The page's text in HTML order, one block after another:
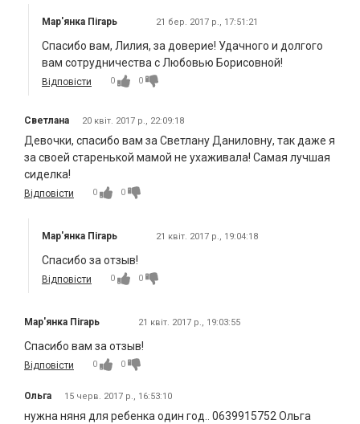
Мар'янка Пігарь 21 бер. 2017 р., 17:51:21
Спасибо вам, Лилия, за доверие! Удачного и долгого
вам сотрудничества с Любовью Борисовной!
Відповісти 0 0
Светлана 20 квіт. 2017 р., 22:09:18
Девочки, спасибо вам за Светлану Даниловну, так даже я
за своей старенькой мамой не ухаживала! Самая лучшая
сиделка!
Відповісти 0 0
Мар'янка Пігарь 21 квіт. 2017 р., 19:04:18
Спасибо за отзыв!
Відповісти 0 0
Мар'янка Пігарь 21 квіт. 2017 р., 19:03:55
Спасибо вам за отзыв!
Відповісти 0 0
Ольга 15 черв. 2017 р., 16:53:10
нужна няня для ребенка один год.. 0639915752 Ольга